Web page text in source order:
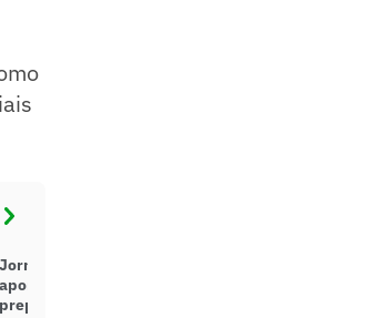
Jornalista detona Fluminense e
aponta destino do time no ano: ‘Se
preparar para a Série B’